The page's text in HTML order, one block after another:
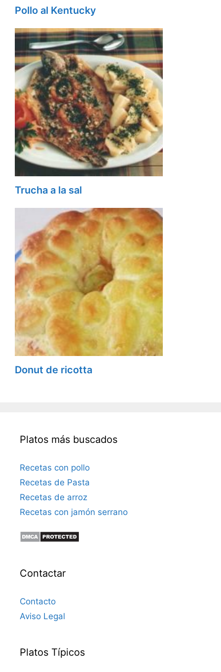
Pollo al Kentucky
Trucha a la sal
Donut de ricotta
Platos más buscados
Recetas con pollo
Recetas de Pasta
Recetas de arroz
Recetas con jamón serrano
Contactar
Contacto
Aviso Legal
Platos Típicos